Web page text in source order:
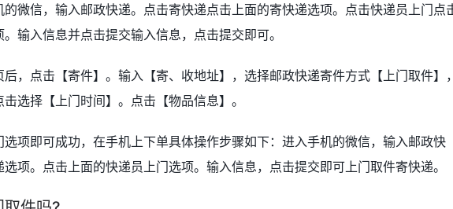
微信，输入邮政快递。点击寄快递点击上面的寄快递选项。点击快递员上门点
。输入信息并点击提交输入信息，点击提交即可。
，点击【寄件】。输入【寄、收地址】，选择邮政快递寄件方式【上门取件】，
选择【上门时间】。点击【物品信息】。
项即可成功，在手机上下单具体操作步骤如下：进入手机的微信，输入邮政快
项。点击上面的快递员上门选项。输入信息，点击提交即可上门取件寄快递。